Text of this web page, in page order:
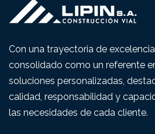
Con una trayectoria de
consolidado como un referente
soluciones personalizadas,
calidad, responsabilidad y
las necesidades de cada cliente.